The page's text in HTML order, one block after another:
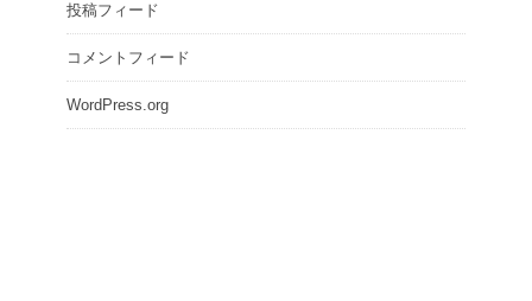
投稿フィード
コメントフィード
WordPress.org